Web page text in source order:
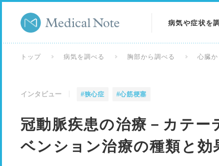
病気や症状を
トップ 病気を調べる 胸部から調べる 心臓
インタビュー #狭心症 #心筋梗塞
冠動脈疾患の治療－カテ
ベンション治療の種類と効